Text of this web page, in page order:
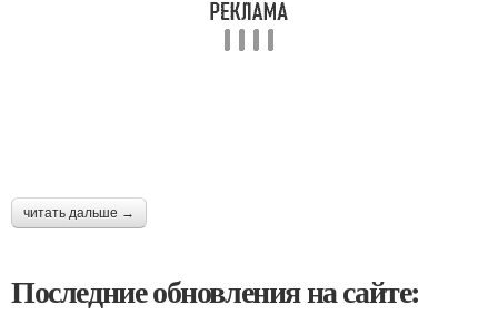
читать дальше →
Последние обновления на сайте: